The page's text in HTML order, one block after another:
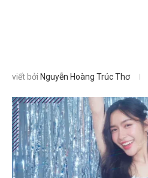
viết bởi Nguyễn Hoàng Trúc Thơ